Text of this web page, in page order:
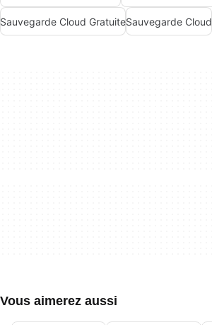
Sauvegarde Cloud GratuiteSauvegarde Cloud
Vous aimerez aussi